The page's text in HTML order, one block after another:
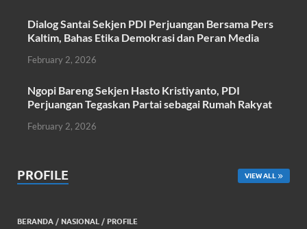
Dialog Santai Sekjen PDI Perjuangan Bersama Pers
Kaltim, Bahas Etika Demokrasi dan Peran Media
February 2, 2026
Ngopi Bareng Sekjen Hasto Kristiyanto, PDI
Perjuangan Tegaskan Partai sebagai Rumah Rakyat
February 2, 2026
PROFILE VIEW ALL
BERANDA / NASIONAL / PROFILE